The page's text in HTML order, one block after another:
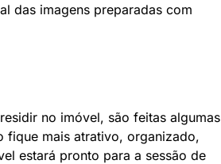
das imagens preparadas com
no imóvel, são feitas algumas
fique mais atrativo, organizado,
estará pronto para a sessão de